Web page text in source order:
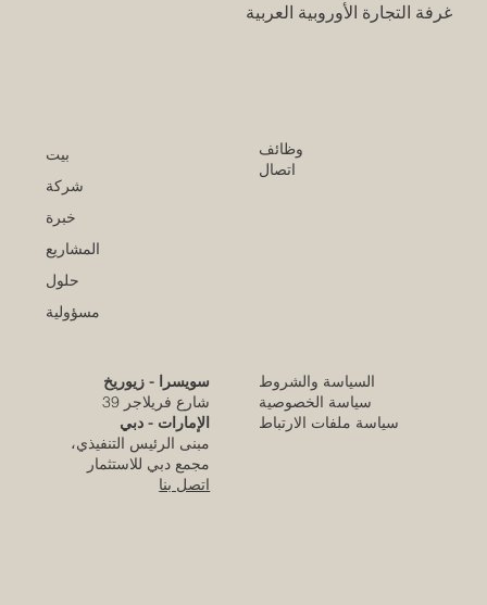
غرفة التجارة الأوروبية العربية
بيت
شركة
خبرة
المشاريع
حلول
مسؤولية
وظائف
اتصال
السياسة والشروط
سياسة الخصوصية
سياسة ملفات الارتباط
سويسرا - زيوريخ
شارع فريلاجر 39
الإمارات - دبي
مبنى الرئيس التنفيذي،
مجمع دبي للاستثمار
اتصل بنا
كلية الإمارات للتطوير التربوي تحقق الاعتماد
الأوروبي المرموق للجودة